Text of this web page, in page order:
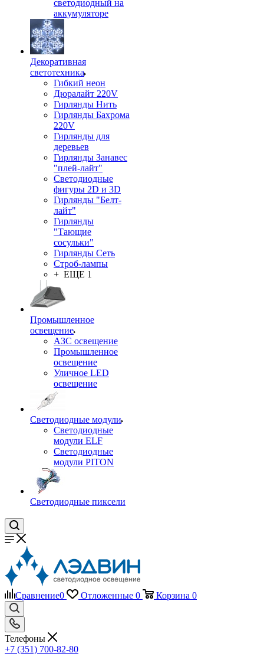
светодиодный на
аккумуляторе
Декоративная
светотехника
Гибкий неон
Дюралайт 220V
Гирлянды Нить
Гирлянды Бахрома
220V
Гирлянды для
деревьев
Гирлянды Занавес
"плей-лайт"
Светодиодные
фигуры 2D и 3D
Гирлянды "Белт-
лайт"
Гирлянды
"Тающие
сосульки"
Гирлянды Сеть
Строб-лампы
+ ЕЩЕ 1
Промышленное
освещение
АЗС освещение
Промышленное
освещение
Уличное LED
освещение
Светодиодные модули
Светодиодные
модули ELF
Светодиодные
модули PITON
Светодиодные пиксели
Сравнение0 Отложенные 0 Корзина 0
Телефоны
+7 (351) 700-82-80